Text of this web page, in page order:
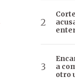
a
otro